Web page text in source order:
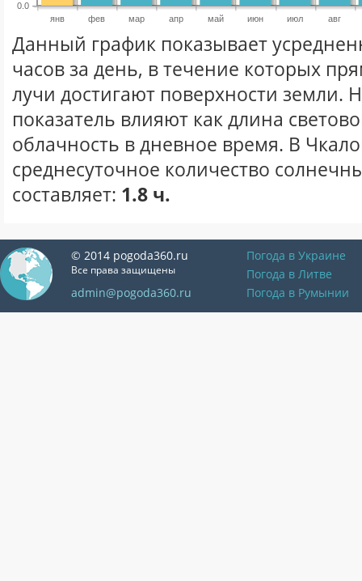
янв фев мар апр май июн июл авг
0.0
Данный график показывает
часов за день, в течение которых
лучи достигают поверхности земли.
показатель влияют как длина
облачность в дневное время. В
среднесуточное количество
составляет: 1.8 ч.
© 2014 pogoda360.ru
Все права защищены
admin@pogoda360.ru
Погода в Украине
Погода в Литве
Погода в Румынии